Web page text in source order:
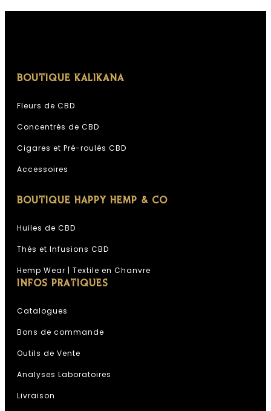
BOUTIQUE KALIKANA
Fleurs de CBD
Concentrés de CBD
Cigares et Pré-roulés CBD
Accessoires
BOUTIQUE HAPPY HEMP & CO
Huiles de CBD
Thés et Infusions CBD
Hemp Wear | Textile en Chanvre
INFOS PRATIQUES
Catalogues
Bons de commande
Outils de Vente
Analyses Laboratoires
Livraison